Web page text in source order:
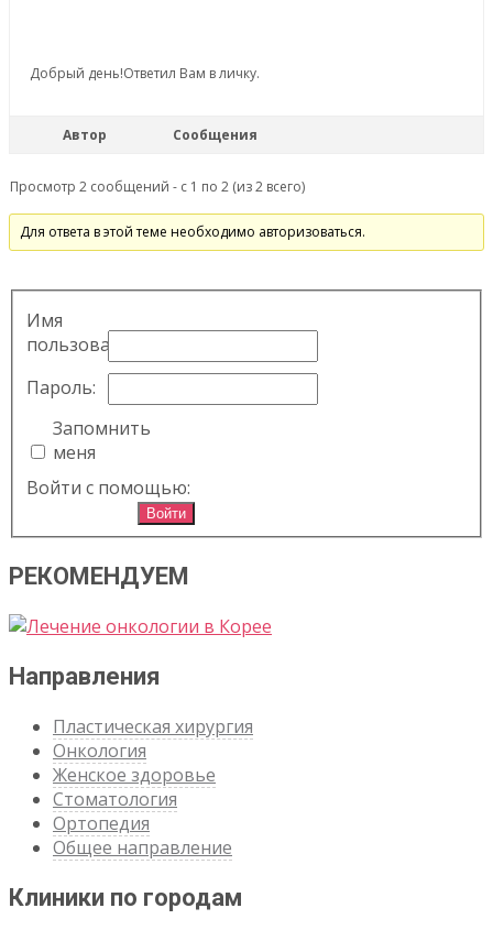
Добрый день!Ответил Вам в личку.
Автор Сообщения
Просмотр 2 сообщений - с 1 по 2 (из 2 всего)
Для ответа в этой теме необходимо авторизоваться.
Имя
пользователя:
Пароль:
Запомнить
меня
Войти с помощью:
Войти
РЕКОМЕНДУЕМ
Направления
Пластическая хирургия
Онкология
Женское здоровье
Стоматология
Ортопедия
Общее направление
Клиники по городам